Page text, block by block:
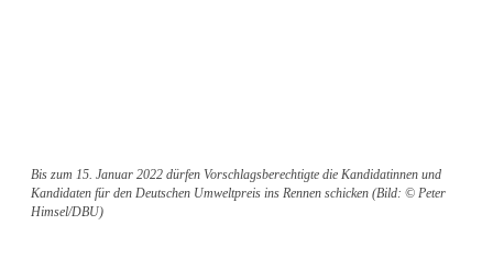
Bis zum 15. Januar 2022 dürfen Vorschlagsberechtigte die Kandidatinnen und
Kandidaten für den Deutschen Umweltpreis ins Rennen schicken (Bild: © Peter
Himsel/DBU)